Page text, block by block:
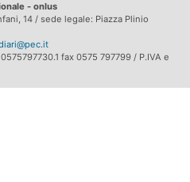
- onlus
14 / sede legale: Piazza Plinio
fax 0575 797799 / P.IVA e